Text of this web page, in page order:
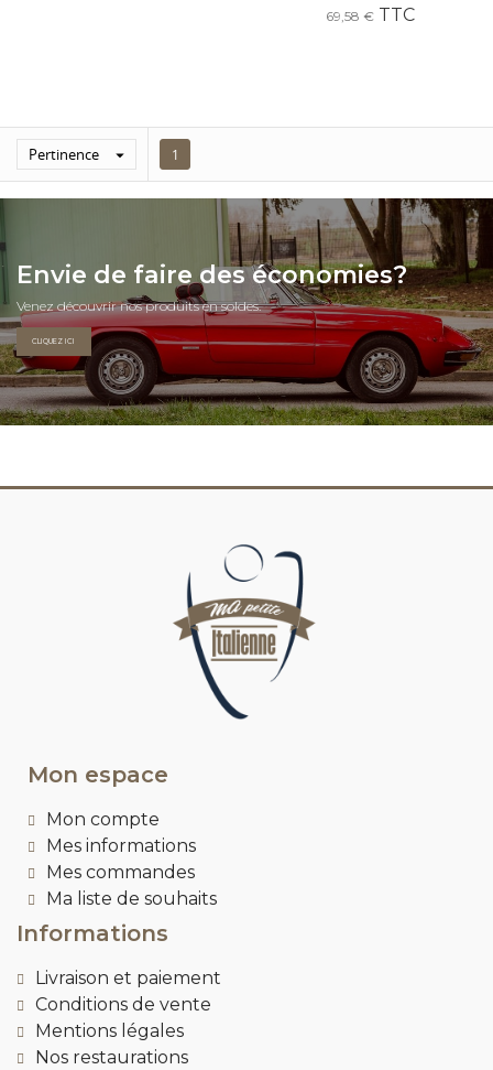
69,58 €TTC
Pertinence  1
Envie de faire des économies?
Venez découvrir nos produits en soldes.
CLIQUEZ ICI
Mon espace
Mon compte
Mes informations
Mes commandes
Ma liste de souhaits
Informations
Livraison et paiement
Conditions de vente
Mentions légales
Nos restaurations